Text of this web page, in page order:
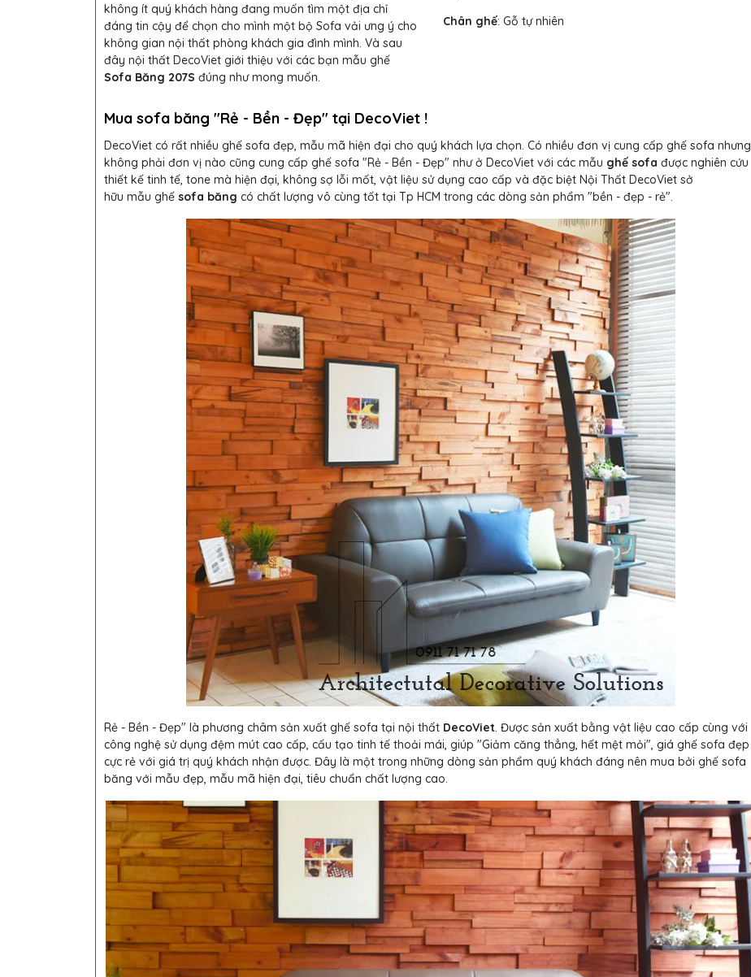
không ít quý khách hàng đang muốn tìm một địa chỉ
đáng tin cậy để chọn cho mình một bộ Sofa vải ưng ý cho
không gian nội thất phòng khách gia đình mình. Và sau
đây nội thất DecoViet giới thiệu với các bạn mẫu ghế
Sofa Băng 207S đúng như mong muốn.
Chân ghế: Gỗ tự nhiên
Mua sofa băng "Rẻ - Bền - Đẹp" tại DecoViet !
DecoViet có rất nhiều ghế sofa đẹp, mẫu mã hiện đại cho quý khách lựa chọn. Có nhiều đơn vị cung cấp ghế sofa nhưng
không phải đơn vị nào cũng cung cấp ghế sofa "Rẻ - Bền - Đẹp" như ở DecoViet với các mẫu ghế sofa được nghiên cứu
thiết kế tinh tế, tone mà hiện đại, không sợ lỗi mốt, vật liệu sử dụng cao cấp và đặc biệt Nội Thất DecoViet sở
hữu mẫu ghế sofa băng có chất lượng vô cùng tốt tại Tp HCM trong các dòng sản phẩm "bền - đẹp - rẻ".
Rẻ - Bền - Đẹp" là phương châm sản xuất ghế sofa tại nội thất DecoViet . Được sản xuất bằng vật liệu cao cấp cùng với
công nghệ sử dụng đệm mút cao cấp, cấu tạo tinh tế thoải mái, giúp "Giảm căng thẳng, hết mệt mỏi", giá ghế sofa đẹp
cực rẻ với giá trị quý khách nhận được. Đây là một trong những dòng sản phẩm quý khách đáng nên mua bởi ghế sofa
băng với mẫu đẹp, mẫu mã hiện đại, tiêu chuẩn chất lượng cao.